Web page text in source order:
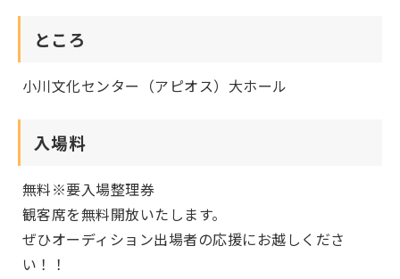
ところ
小川文化センター（アピオス）大ホール
入場料
無料※要入場整理券
観客席を無料開放いたします。
ぜひオーディション出場者の応援にお越しくださ
い！！